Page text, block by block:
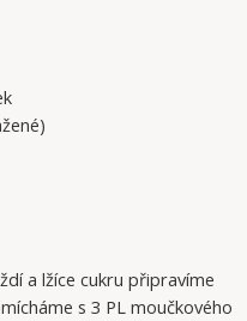
a lžíce cukru připravíme
s 3 PL moučkového